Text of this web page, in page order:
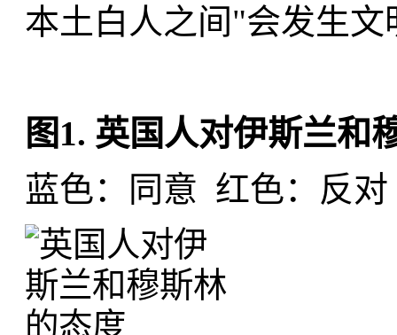
本土白人之间"会发生文
图1. 英国人对伊斯兰和
蓝色：同意 红色：反对